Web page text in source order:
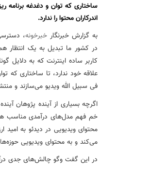
وزیر اقتصاد در جمع خبرنگاران در
آغاز فرایند اجرایی طرح مولدسازی بعد
طرح آتیه ملی ؛ محصول جدید و
ساختاری که توان و دغدغه برنامه
اندرکاران محتوا را ندارد.
به گزارش خبرنگار خبرخونه،
در کشور ما تبدیل به یک انتظار
کاربر ساده اینترنت که به دلایل
علاقه خود ندارد، تا ساختاری که
فی سبیل الله ویدیو می‌سازند و
اگرچه بسیاری از آینده پژوهان
محتوای ویدیویی در دیدئو به امید
می‌کند و به محتوای ویدیویی
در این گفت وگو چالش‌های جدی